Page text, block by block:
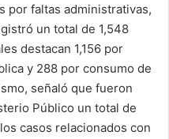
por faltas administrativas,
un total de 1,548
destacan 1,156 por
y 288 por consumo de
señaló que fueron
Público un total de
casos relacionados con